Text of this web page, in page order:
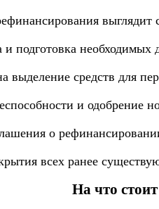
выглядит
подготовка необходимых
выделение средств для
и одобрение
о
всех ранее
На что